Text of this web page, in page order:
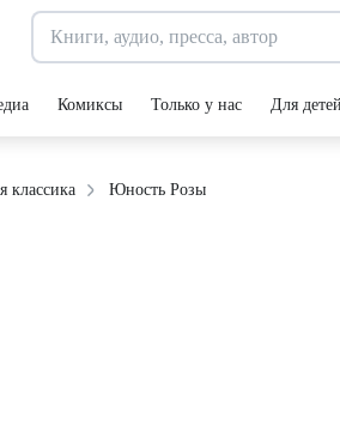
Комиксы Только у нас Для детей
классика Юность Розы